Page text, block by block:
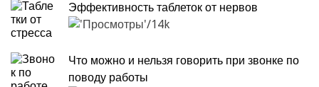
Эффективность таблеток от нервов
14k
Что можно и нельзя говорить при звонке по
поводу работы